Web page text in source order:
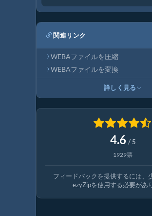
関連リンク
WEBAファイルを圧縮
WEBAファイルを変換
詳しく見る
4.6 / 5
1929票
フィードバックを提供するには、
ezyZipを使用する必要があ